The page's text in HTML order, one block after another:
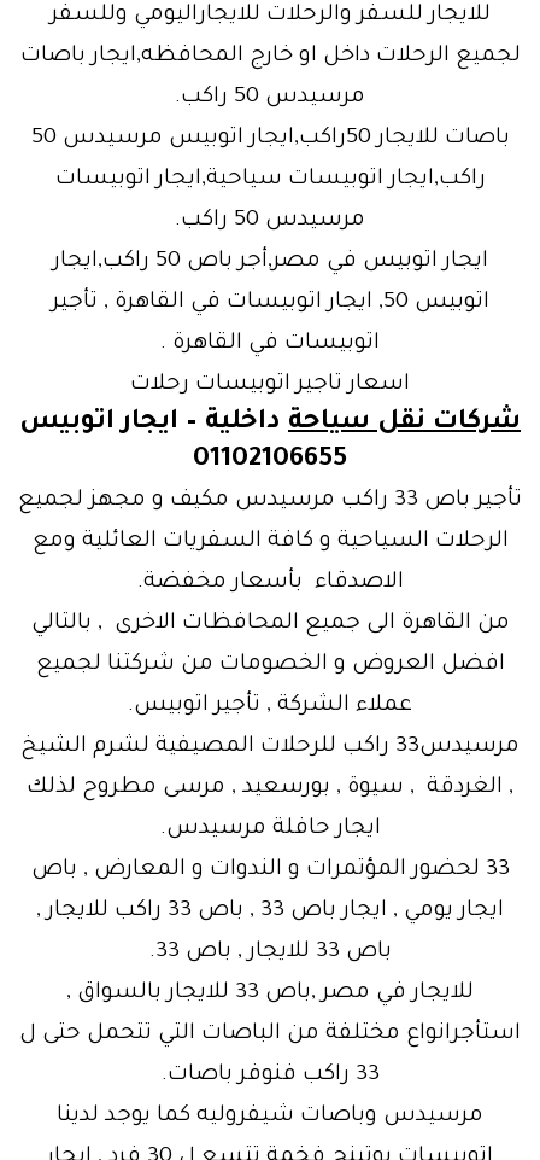
للايجار للسفر والرحلات للايجاراليومي وللسفر
لجميع الرحلات داخل او خارج المحافظه,ايجار باصات
مرسيدس 50 راكب.
باصات للايجار 50راكب,ايجار اتوبيس مرسيدس 50
راكب,ايجار اتوبيسات سياحية,ايجار اتوبيسات
مرسيدس 50 راكب.
ايجار اتوبيس في مصر,أجر باص 50 راكب,ايجار
اتوبيس 50, ايجار اتوبيسات في القاهرة , تأجير
اتوبيسات في القاهرة .
اسعار تاجير اتوبيسات رحلات
شركات نقل سياحة داخلية – ايجار اتوبيس
01102106655
تأجير باص 33 راكب مرسيدس مكيف و مجهز لجميع
الرحلات السياحية و كافة السفريات العائلية ومع
الاصدقاء بأسعار مخفضة.
من القاهرة الى جميع المحافظات الاخرى , بالتالي
افضل العروض و الخصومات من شركتنا لجميع
عملاء الشركة , تأجير اتوبيس.
مرسيدس33 راكب للرحلات المصيفية لشرم الشيخ
, الغردقة , سيوة , بورسعيد , مرسى مطروح لذلك
ايجار حافلة مرسيدس.
33 لحضور المؤتمرات و الندوات و المعارض , باص
ايجار يومي , ايجار باص 33 , باص 33 راكب للايجار ,
باص 33 للايجار , باص 33.
للايجار في مصر ,باص 33 للايجار بالسواق ,
استأجرانواع مختلفة من الباصات التي تتحمل حتى ل
33 راكب فنوفر باصات.
مرسيدس وباصات شيفروليه كما يوجد لدينا